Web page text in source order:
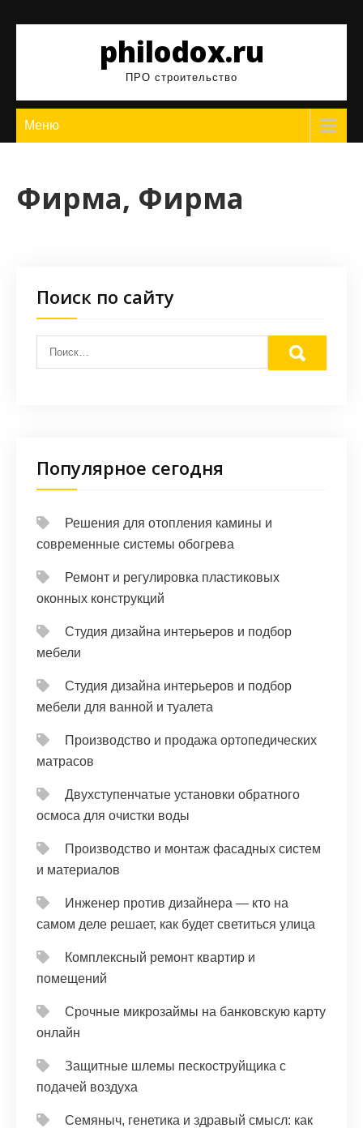
philodox.ru
ПРО строительство
Меню
Фирма, Фирма
Поиск по сайту
Популярное сегодня
Решения для отопления камины и
современные системы обогрева
Ремонт и регулировка пластиковых
оконных конструкций
Студия дизайна интерьеров и подбор
мебели
Студия дизайна интерьеров и подбор
мебели для ванной и туалета
Производство и продажа ортопедических
матрасов
Двухступенчатые установки обратного
осмоса для очистки воды
Производство и монтаж фасадных систем
и материалов
Инженер против дизайнера — кто на
самом деле решает, как будет светиться улица
Комплексный ремонт квартир и
помещений
Срочные микрозаймы на банковскую карту
онлайн
Защитные шлемы пескоструйщика с
подачей воздуха
Семяныч, генетика и здравый смысл: как